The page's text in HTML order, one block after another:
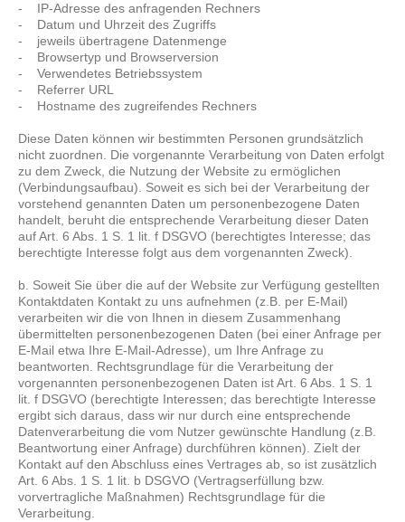
- IP-Adresse des anfragenden Rechners
- Datum und Uhrzeit des Zugriffs
- jeweils übertragene Datenmenge
- Browsertyp und Browserversion
- Verwendetes Betriebssystem
- Referrer URL
- Hostname des zugreifendes Rechners
Diese Daten können wir bestimmten Personen grundsätzlich
nicht zuordnen. Die vorgenannte Verarbeitung von Daten erfolgt
zu dem Zweck, die Nutzung der Website zu ermöglichen
(Verbindungsaufbau). Soweit es sich bei der Verarbeitung der
vorstehend genannten Daten um personenbezogene Daten
handelt, beruht die entsprechende Verarbeitung dieser Daten
auf Art. 6 Abs. 1 S. 1 lit. f DSGVO (berechtigtes Interesse; das
berechtigte Interesse folgt aus dem vorgenannten Zweck).
b. Soweit Sie über die auf der Website zur Verfügung gestellten
Kontaktdaten Kontakt zu uns aufnehmen (z.B. per E-Mail)
verarbeiten wir die von Ihnen in diesem Zusammenhang
übermittelten personenbezogenen Daten (bei einer Anfrage per
E-Mail etwa Ihre E-Mail-Adresse), um Ihre Anfrage zu
beantworten. Rechtsgrundlage für die Verarbeitung der
vorgenannten personenbezogenen Daten ist Art. 6 Abs. 1 S. 1
lit. f DSGVO (berechtigte Interessen; das berechtigte Interesse
ergibt sich daraus, dass wir nur durch eine entsprechende
Datenverarbeitung die vom Nutzer gewünschte Handlung (z.B.
Beantwortung einer Anfrage) durchführen können). Zielt der
Kontakt auf den Abschluss eines Vertrages ab, so ist zusätzlich
Art. 6 Abs. 1 S. 1 lit. b DSGVO (Vertragserfüllung bzw.
vorvertragliche Maßnahmen) Rechtsgrundlage für die
Verarbeitung.